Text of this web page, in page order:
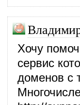
Хочу
сервис
доменов с